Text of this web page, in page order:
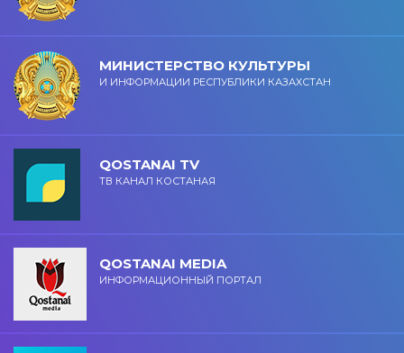
МИНИСТЕРСТВО КУЛЬТУРЫ
И ИНФОРМАЦИИ РЕСПУБЛИКИ КАЗАХСТАН
QOSTANAI TV
ТВ КАНАЛ КОСТАНАЯ
QOSTANAI MEDIA
ИНФОРМАЦИОННЫЙ ПОРТАЛ